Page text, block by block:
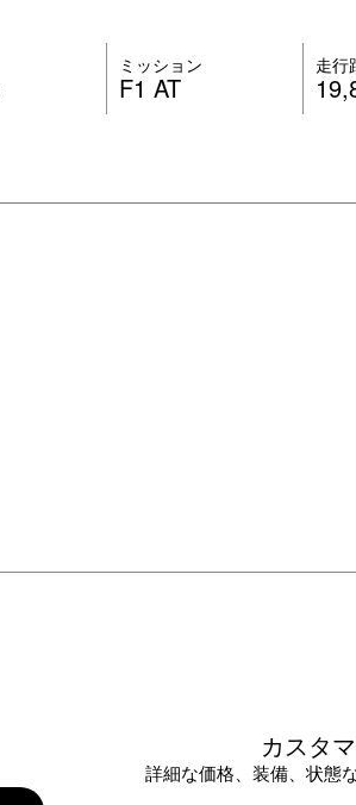
ミッション
F1 AT
走行
カスタ
詳細な価格、装備、状態